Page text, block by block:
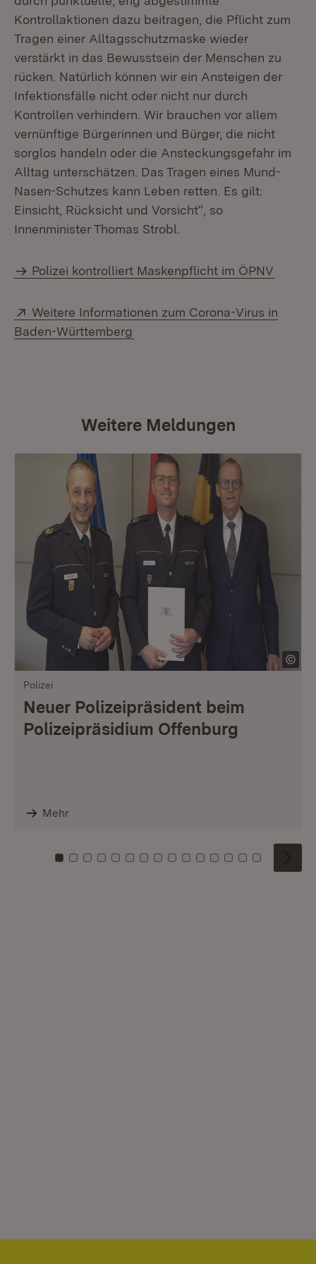
Kontrollaktionen dazu beitragen, die Pflicht zum
Tragen einer Alltagsschutzmaske wieder
verstärkt in das Bewusstsein der Menschen zu
rücken. Natürlich können wir ein Ansteigen der
Infektionsfälle nicht oder nicht nur durch
Kontrollen verhindern. Wir brauchen vor allem
vernünftige Bürgerinnen und Bürger, die nicht
sorglos handeln oder die Ansteckungsgefahr im
Alltag unterschätzen. Das Tragen eines Mund-
Nasen-Schutzes kann Leben retten. Es gilt:
Einsicht, Rücksicht und Vorsicht“, so
Innenminister Thomas Strobl.
Polizei kontrolliert Maskenpflicht im ÖPNV
Extern:
Weitere Informationen zum Corona-Virus in
Baden-Württemberg
Weitere Meldungen
Polizei
Neuer Polizeipräsident beim
Polizeipräsidium Offenburg
Mehr
Zu Kachel: 0
Zu Kachel: 1
Zu Kachel: 2
Zu Kachel: 3
Zu Kachel: 4
Zu Kachel: 5
Zu Kachel: 6
Zu Kachel: 7
Zu Kachel: 8
Zu Kachel: 9
Zu Kachel: 10
Zu Kachel: 11
Zu Kachel: 12
Zu Kachel:
Zu